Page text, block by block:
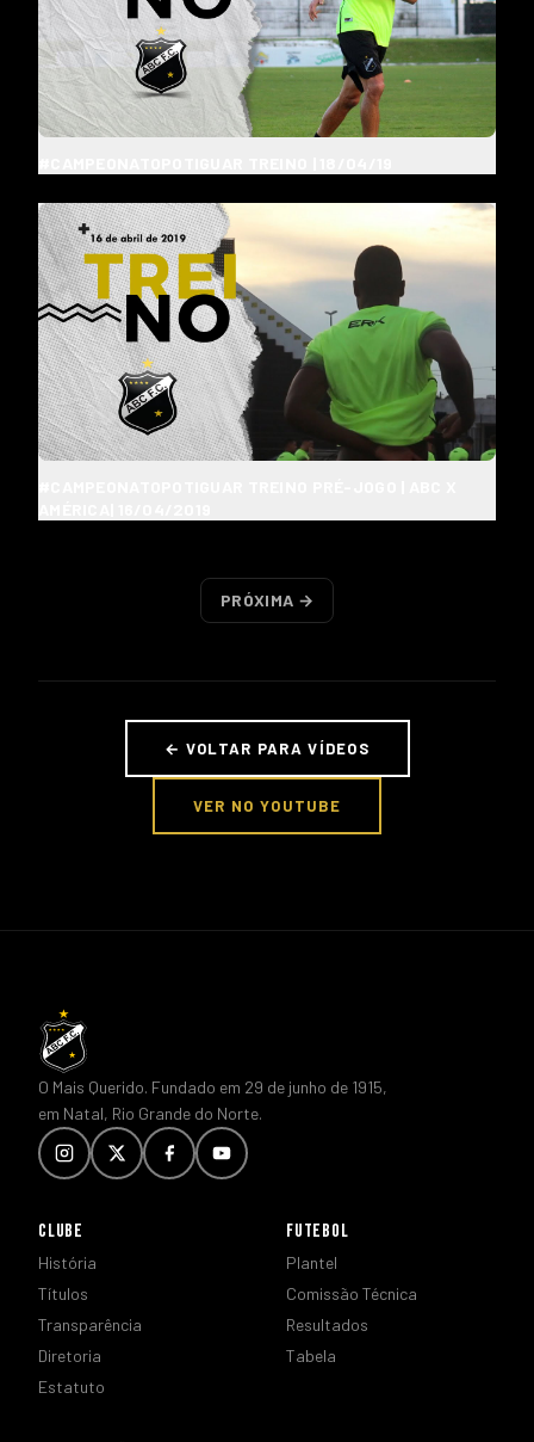
PRÓXIMA →
← VOLTAR PARA VÍDEOS
VER NO YOUTUBE
O Mais Querido. Fundado em 29 de junho de 1915,
em Natal, Rio Grande do Norte.
CLUBE
História
Títulos
Transparência
Diretoria
Estatuto
FUTEBOL
Plantel
Comissão Técnica
Resultados
Tabela